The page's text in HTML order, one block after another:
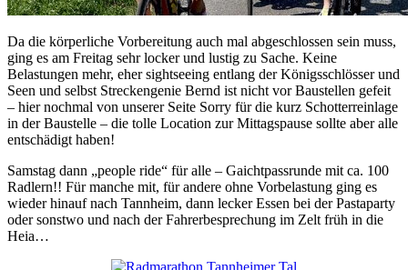
Da die körperliche Vorbereitung auch mal abgeschlossen sein muss,
ging es am Freitag sehr locker und lustig zu Sache. Keine
Belastungen mehr, eher sightseeing entlang der Königsschlösser und
Seen und selbst Streckengenie Bernd ist nicht vor Baustellen gefeit
– hier nochmal von unserer Seite Sorry für die kurz Schotterreinlage
in der Baustelle – die tolle Location zur Mittagspause sollte aber alle
entschädigt haben!
Samstag dann „people ride“ für alle – Gaichtpassrunde mit ca. 100
Radlern!! Für manche mit, für andere ohne Vorbelastung ging es
wieder hinauf nach Tannheim, dann lecker Essen bei der Pastaparty
oder sonstwo und nach der Fahrerbesprechung im Zelt früh in die
Heia…